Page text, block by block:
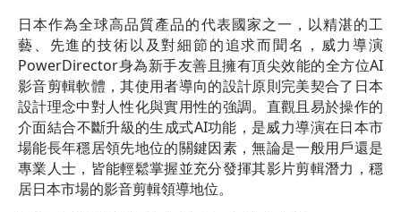
日本作為全球高品質產品的代表國家之一，以精湛的工
藝、先進的技術以及對細節的追求而聞名，威力導演
PowerDirector身為新手友善且擁有頂尖效能的全方位AI
影音剪輯軟體，其使用者導向的設計原則完美契合了日本
設計理念中對人性化與實用性的強調。直觀且易於操作的
介面結合不斷升級的生成式AI功能，是威力導演在日本市
場能長年穩居領先地位的關鍵因素，無論是一般用戶還是
專業人士，皆能輕鬆掌握並充分發揮其影片剪輯潛力，穩
居日本市場的影音剪輯領導地位。